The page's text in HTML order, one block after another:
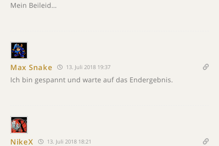
Mein Beileid…
Max Snake 13. Juli 2018 19:37
Ich bin gespannt und warte auf das Endergebnis.
NikeX 13. Juli 2018 18:21